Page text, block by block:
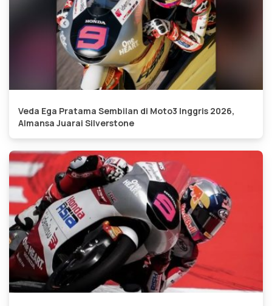
Veda Ega Pratama Sembilan di Moto3 Inggris 2026,
Almansa Juarai Silverstone